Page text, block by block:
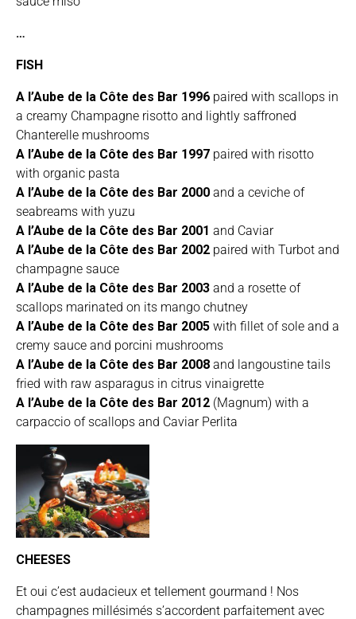
…
FISH
A l’Aube de la Côte des Bar 1996 paired with scallops in
a creamy Champagne risotto and lightly saffroned
Chanterelle mushrooms
A l’Aube de la Côte des Bar 1997 paired with risotto
with organic pasta
A l’Aube de la Côte des Bar 2000 and a ceviche of
seabreams with yuzu
A l’Aube de la Côte des Bar 2001 and Caviar
A l’Aube de la Côte des Bar 2002 paired with Turbot and
champagne sauce
A l’Aube de la Côte des Bar 2003 and a rosette of
scallops marinated on its mango chutney
A l’Aube de la Côte des Bar 2005 with fillet of sole and a
cremy sauce and porcini mushrooms
A l’Aube de la Côte des Bar 2008 and langoustine tails
fried with raw asparagus in citrus vinaigrette
A l’Aube de la Côte des Bar 2012 (Magnum) with a
carpaccio of scallops and Caviar Perlita
CHEESES
Et oui c’est audacieux et tellement gourmand ! Nos
champagnes millésimés s’accordent parfaitement avec